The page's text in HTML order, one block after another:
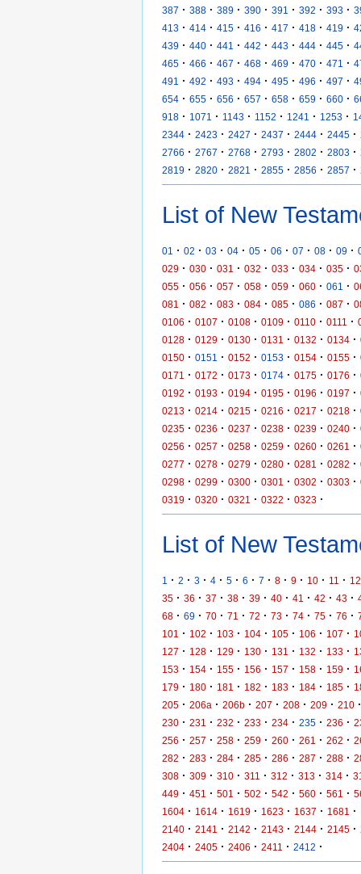
387 · 388 · 389 · 390 · 391 · 392 · 393 ·
413 · 414 · 415 · 416 · 417 · 418 · 419 ·
439 · 440 · 441 · 442 · 443 · 444 · 445 ·
465 · 466 · 467 · 468 · 469 · 470 · 471 ·
491
· 492 · 493 · 494 · 495 · 496 · 497 ·
654 · 655 · 656 · 657 · 658 · 659 · 660 ·
918 · 1071 · 1143 · 1152 · 1241 · 1253 ·
2344 · 2423 · 2427 · 2437 · 2444 · 2445 ·
2766 · 2767 · 2768 · 2793 · 2802 · 2803 ·
2819 · 2820 · 2821 · 2855 · 2856 · 2857 ·
List of New
01 · 02 · 03 · 04 · 05 · 06 · 07 · 08 · 09 ·
029 · 030 · 031 · 032 · 033 · 034 · 035 ·
055 · 056 · 057 · 058 · 059 · 060 · 061 ·
081
· 082 · 083 · 084 · 085 · 086 · 087 ·
0106 · 0107 · 0108 · 0109 · 0110 · 0111 ·
0128 · 0129 · 0130 · 0131 · 0132 · 0134 ·
0150 · 0151 · 0152 · 0153 · 0154 · 0155 ·
0171
· 0172 · 0173 · 0174 · 0175 · 0176 ·
0192 · 0193 · 0194 · 0195 · 0196 · 0197 ·
0213 · 0214 · 0215 · 0216 · 0217 · 0218 ·
0235 · 0236 · 0237 · 0238 · 0239 · 0240 ·
0256 · 0257 · 0258 · 0259 · 0260 · 0261 ·
0277 · 0278 · 0279 · 0280 · 0281 · 0282 ·
0298 · 0299 · 0300 · 0301 · 0302 · 0303 ·
0319 · 0320 · 0321 · 0322 · 0323 ·
List of New
1 · 2 · 3 · 4 · 5 · 6 · 7 · 8 · 9 · 10 · 11 · 12
35 · 36 · 37 · 38 · 39 · 40 · 41 · 42 · 43 ·
68 · 69 · 70 · 71 · 72 · 73 · 74 · 75 · 76 ·
101
· 102 · 103 · 104 · 105 · 106 · 107 ·
127 · 128 · 129 · 130 · 131 · 132 · 133 ·
153 · 154 · 155 · 156 · 157 · 158 · 159 ·
179 · 180 · 181 · 182 · 183 · 184 · 185 ·
205 · 206a · 206b · 207 · 208 · 209 · 210 ·
230 · 231 · 232 · 233 · 234 · 235 · 236 ·
256 · 257 · 258 · 259 · 260 · 261 · 262 ·
282 · 283 · 284 · 285 · 286 · 287 · 288 ·
308 · 309 · 310 · 311 · 312 · 313 · 314 ·
449 · 451 · 501 · 502 · 542 · 560 · 561 ·
1604 · 1614 · 1619 · 1623 · 1637 · 1681 ·
2140 · 2141 · 2142 · 2143 · 2144 · 2145 ·
2404 · 2405 · 2406 · 2411 · 2412 ·